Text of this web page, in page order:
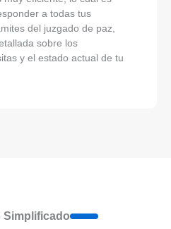
a todas tus
del juzgado de paz,
sobre los
y el estado actual de tu
Simplificado